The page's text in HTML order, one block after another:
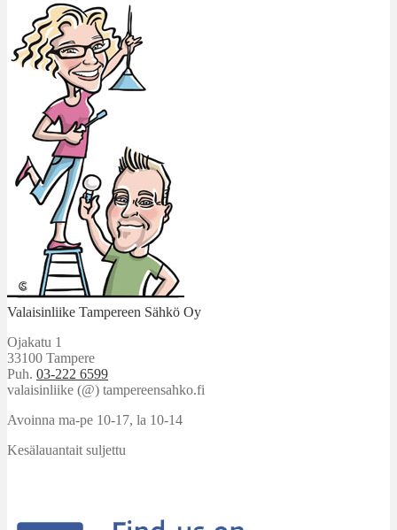
Valaisinliike Tampereen Sähkö Oy
Ojakatu 1
33100 Tampere
Puh. 03-222 6599
valaisinliike (@) tampereensahko.fi
Avoinna ma-pe 10-17, la 10-14
Kesälauantait suljettu